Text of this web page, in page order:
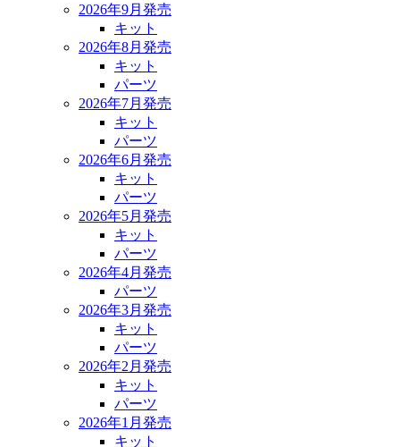
2026年9月発売
キット
2026年8月発売
キット
パーツ
2026年7月発売
キット
パーツ
2026年6月発売
キット
パーツ
2026年5月発売
キット
パーツ
2026年4月発売
パーツ
2026年3月発売
キット
パーツ
2026年2月発売
キット
パーツ
2026年1月発売
キット